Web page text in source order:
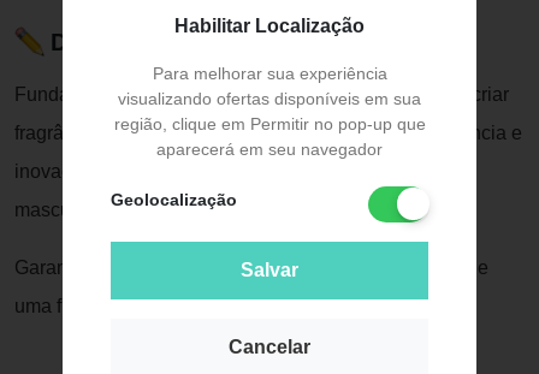
Habilitar Localização
Para melhorar sua experiência
visualizando ofertas disponíveis em sua
região, clique em Permitir no pop-up que
aparecerá em seu navegador
Geolocalização
Salvar
Cancelar
Descrição do Produto
Fundada em 1986, Joop! é uma marca renomada por criar
fragrâncias ousadas e marcantes. Combinando elegância e
inovação, Joop! oferece produtos que exaltam a
masculinidade e o estilo.
Garanta o seu Kit Joop! Homme e viva a experiência de
uma fragrância irresistível!